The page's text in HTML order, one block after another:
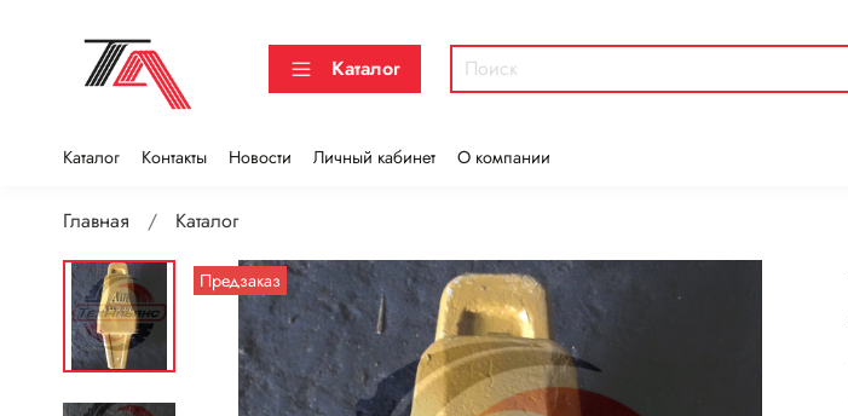
Каталог
Каталог Контакты Новости Личный кабинет О компании
Главная Каталог
Предзаказ